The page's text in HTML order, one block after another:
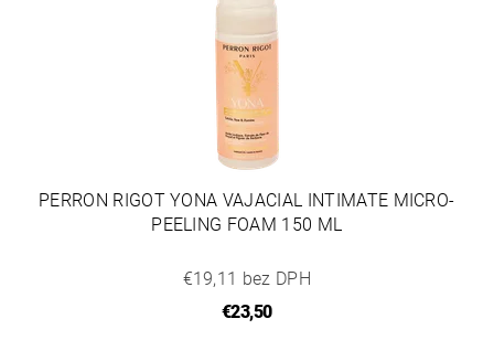
PERRON RIGOT YONA VAJACIAL INTIMATE MICRO-
PEELING FOAM 150 ML
€19,11 bez DPH
€23,50